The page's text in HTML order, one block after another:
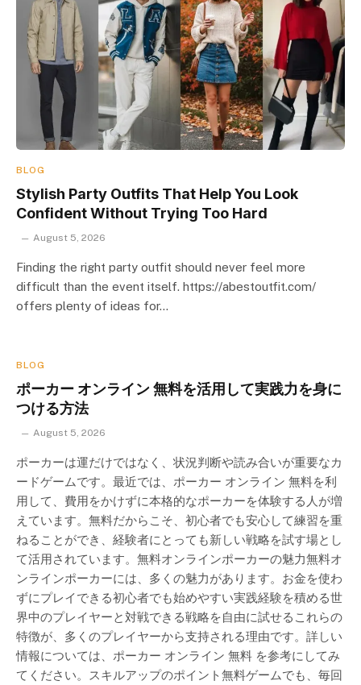
BLOG
Stylish Party Outfits That Help You Look
Confident Without Trying Too Hard
August 5, 2026
Finding the right party outfit should never feel more
difficult than the event itself. https://abestoutfit.com/
offers plenty of ideas for…
BLOG
ポーカー オンライン 無料を活用して実践力を身に
つける方法
August 5, 2026
ポーカーは運だけではなく、状況判断や読み合いが重要なカ
ードゲームです。最近では、ポーカー オンライン 無料を利
用して、費用をかけずに本格的なポーカーを体験する人が増
えています。無料だからこそ、初心者でも安心して練習を重
ねることができ、経験者にとっても新しい戦略を試す場とし
て活用されています。無料オンラインポーカーの魅力無料オ
ンラインポーカーには、多くの魅力があります。お金を使わ
ずにプレイできる初心者でも始めやすい実践経験を積める世
界中のプレイヤーと対戦できる戦略を自由に試せるこれらの
特徴が、多くのプレイヤーから支持される理由です。詳しい
情報については、ポーカー オンライン 無料 を参考にしてみ
てください。スキルアップのポイント無料ゲームでも、毎回